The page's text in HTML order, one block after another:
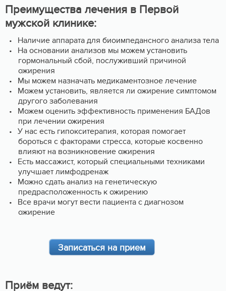
Преимущества лечения в Первой
мужской клинике:
Наличие аппарата для биоимпедансного анализа тела
На основании анализов мы можем установить
гормональный сбой, послуживший причиной
ожирения
Мы можем назначать медикаментозное лечение
Можем установить, является ли ожирение симптомом
другого заболевания
Можем оценить эффективность применения БАДов
при лечении ожирения
У нас есть гипокситерапия, которая помогает
бороться с факторами стресса, которые косвенно
влияют на возникновение ожирения
Есть массажист, который специальными техниками
улучшает лимфодренаж
Можно сдать анализ на генетическую
предрасположенность к ожирению
Все врачи могут вести пациента с диагнозом
ожирение
Записаться на прием
Приём ведут: